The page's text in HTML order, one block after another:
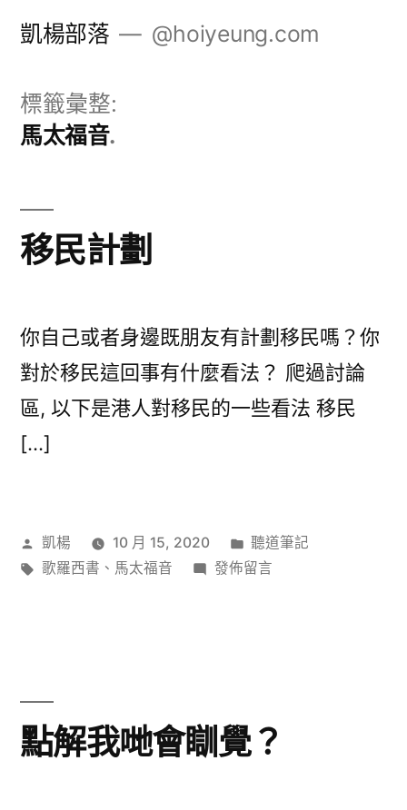
凱楊部落 @hoiyeung.com
標籤彙整:
馬太福音
移民計劃
你自己或者身邊既朋友有計劃移民嗎？你
對於移民這回事有什麼看法？ 爬過討論
區, 以下是港人對移民的一些看法 移民
[…]
作
者:
凱楊 10 月 15, 2020
分
類:
聽道筆記
標
歌羅西書 、 馬太福音
在
發佈留言
點解我哋會瞓覺？